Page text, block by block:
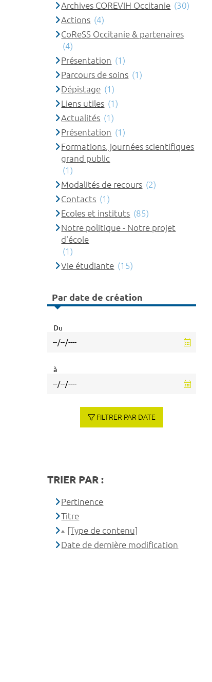
Archives COREVIH Occitanie (30)
Actions (4)
CoReSS Occitanie & partenaires
(4)
Présentation (1)
Parcours de soins (1)
Dépistage (1)
Liens utiles (1)
Actualités (1)
Présentation (1)
Formations, journées scientifiques
grand public
(1)
Modalités de recours (2)
Contacts (1)
Ecoles et instituts (85)
Notre politique - Notre projet
d'école
(1)
Vie étudiante (15)
Par date de création
Du
à
FILTRER PAR DATE
TRIER PAR :
Pertinence
Titre
[Type de contenu]
Date de dernière modification